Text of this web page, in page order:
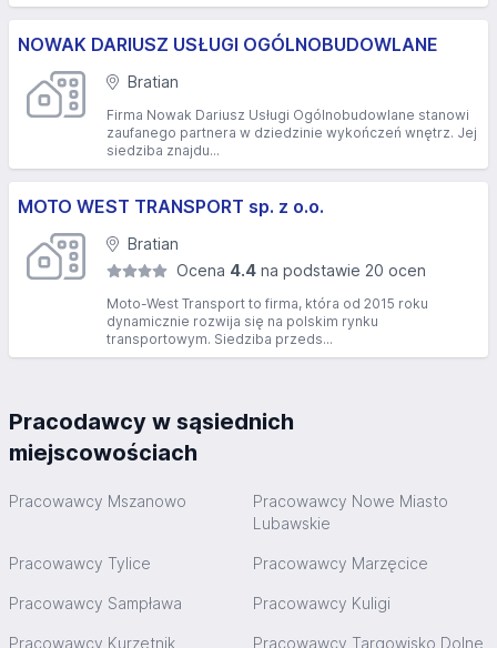
NOWAK DARIUSZ USŁUGI OGÓLNOBUDOWLANE
Bratian
Firma Nowak Dariusz Usługi Ogólnobudowlane stanowi
zaufanego partnera w dziedzinie wykończeń wnętrz. Jej
siedziba znajdu...
MOTO WEST TRANSPORT sp. z o.o.
Bratian
Ocena 4.4 na podstawie 20 ocen
Moto-West Transport to firma, która od 2015 roku
dynamicznie rozwija się na polskim rynku
transportowym. Siedziba przeds...
Pracodawcy w sąsiednich
miejscowościach
Pracowawcy Mszanowo
Pracowawcy Nowe Miasto
Lubawskie
Pracowawcy Tylice Pracowawcy Marzęcice
Pracowawcy Sampława Pracowawcy Kuligi
Pracowawcy Kurzętnik Pracowawcy Targowisko Dolne